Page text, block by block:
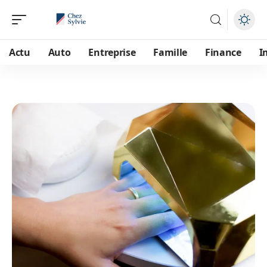
Actu Auto Entreprise Famille Finance